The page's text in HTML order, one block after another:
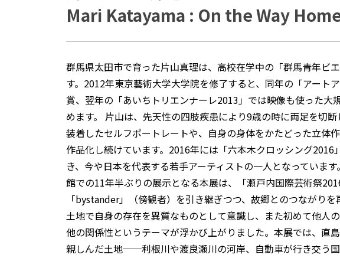
Mari Katayama : On the Way
群馬県太田市で育った片山真理は、高校在学中の「群馬青年ビ
す。2012年東京藝術大学大学院を修了すると、同年の「アート
賞、翌年の「あいちトリエンナーレ2013」では映像も使った
めます。 片山は、先天性の四肢疾患により9歳の時に両足を切
装着したセルフポートレートや、自身の身体をかたどった立体
作品化し続けています。2016年には「六本木クロッシング
き、今や日本を代表する若手アーティストの一人となっていま
館での11年半ぶりの展示となる本展は、「瀬戸内国際芸術祭
「bystander」（傍観者）を引き継ぎつつ、故郷とのつながり
土地で自身の存在を異質なものとして意識し、また初めて他人
他の関係性というテーマが浮かび上がりました。本展では、直
親しんだ土地──利根川や渡良瀬川の河岸、自動車が行き交う